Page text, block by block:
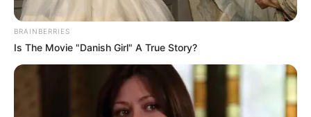
BRAINBERRIES
Is The Movie "Danish Girl" A True Story?